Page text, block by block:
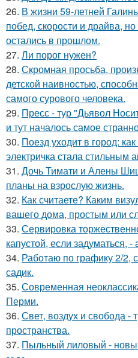
26. В жизни 59-летней
побед, скорости и драйва,
остались в прошлом.
27. Ли порог нужен?
28. Скромная просьба,
детской наивностью,
самого сурового человека.
29. Пресс - тур "Дьявол
и тут началось самое
30. Поезд уходит в город:
электричка стала стильным
31. Дочь Тимати и Алены
планы на взрослую жизнь.
32. Как считаете? Каким
вашего дома, простым или
33. Сервировка
капустой, если задуматься,
34. Работаю по графику 2/2,
садик.
35. Современная
Перми.
36. Свет, воздух и свобода -
пространства.
37. Пыльный лиловый -